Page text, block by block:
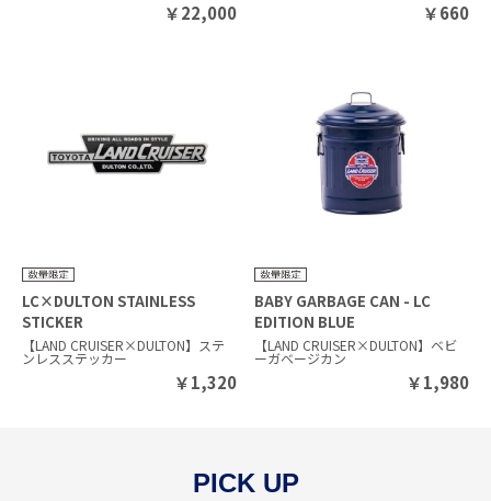
￥22,000 ￥660
LC×DULTON STAINLESS
STICKER
【LAND CRUISER×DULTON】ステ
ンレスステッカー
￥1,320
BABY GARBAGE CAN - LC
EDITION BLUE
【LAND CRUISER×DULTON】ベビ
ーガベージカン
￥1,980
PICK UP